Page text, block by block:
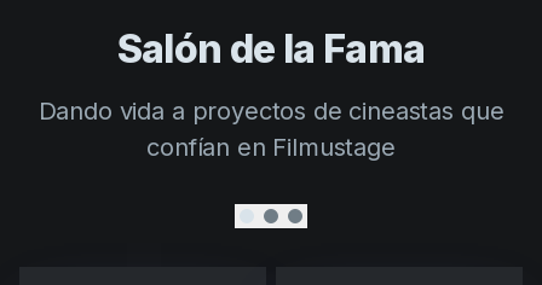
Salón de la Fama
Dando vida a proyectos de cineastas que
confían en Filmustage